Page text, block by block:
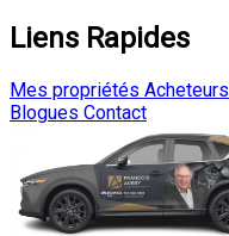
Liens Rapides
Mes propriétés Acheteurs
Blogues Contact